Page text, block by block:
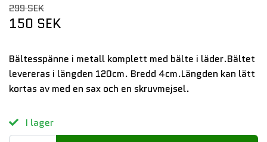
299 SEK
150 SEK
Bältesspänne i metall komplett med bälte i läder.Bältet
levereras i längden 120cm. Bredd 4cm.Längden kan lätt
kortas av med en sax och en skruvmejsel.
I lager